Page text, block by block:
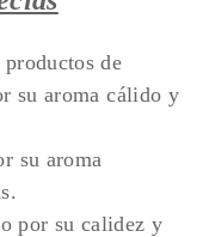
de
su aroma cálido y
su aroma
por su calidez y